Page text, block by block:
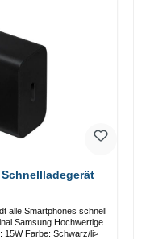
alle Smartphones schnell
15W Farbe: Schwarz/li>